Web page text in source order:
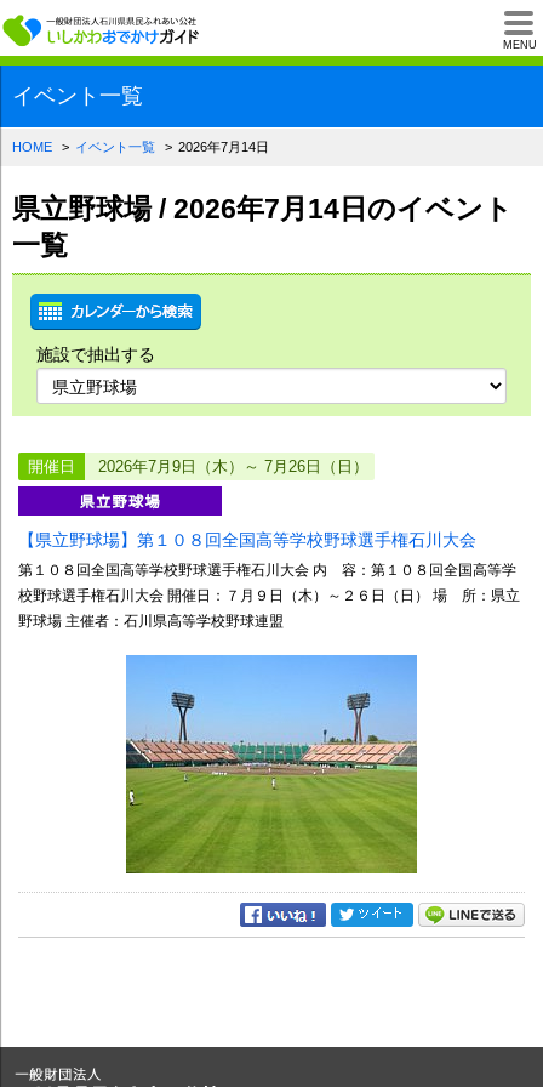
MENU
一般財団法人石川
イベント一覧
HOME イベント一覧 2026年7月14日
県立野球場 / 2026年7月14日のイベント
一覧
施設で抽出する
開催日 2026年7月9日（木）～ 7月26日（日）
【県立野球場】第１０８回全国高等学校野球選手権石川大会
第１０８回全国高等学校野球選手権石川大会 内 容：第１０８回全国高等学
校野球選手権石川大会 開催日：７月９日（木）～２６日（日） 場 所：県立
野球場 主催者：石川県高等学校野球連盟